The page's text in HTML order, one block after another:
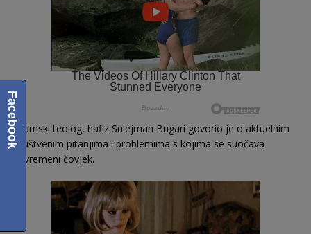
Islamski teolog, hafiz Sulejman Bugari govorio je o aktuelnim
društvenim pitanjima i problemima s kojima se suočava
savremeni čovjek.
Facebook